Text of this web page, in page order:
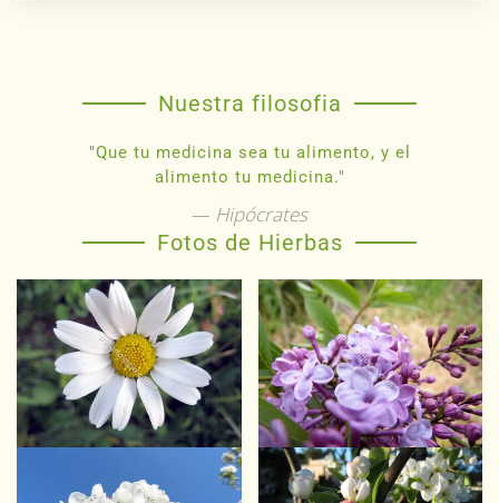
Nuestra filosofia
"Que tu medicina sea tu alimento, y el
alimento tu medicina."
Hipócrates
Fotos de Hierbas